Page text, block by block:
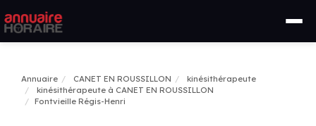
Annuaire CANET EN ROUSSILLON
kinésithérapeute
kinésithérapeute à CANET EN ROUSSILLON
Fontvieille Régis-Henri